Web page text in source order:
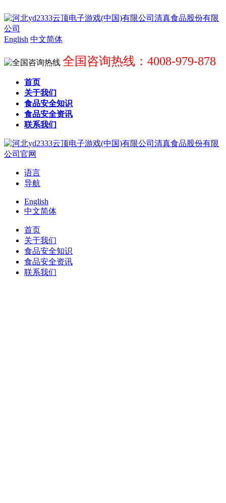
English 中文简体
全国咨询热线：4008-979-878
首页
关于我们
食品安全知识
食品安全资讯
联系我们
语言
导航
English
中文简体
首页
关于我们
食品安全知识
食品安全资讯
联系我们